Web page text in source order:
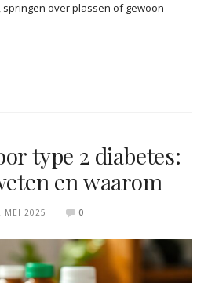
over plassen of gewoon
type 2 diabetes:
en waarom
MEI 2025 0